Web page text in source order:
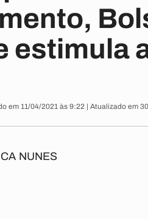
estimula
em 11/04/2021 às 9:22 | Atualizado em
NUNES